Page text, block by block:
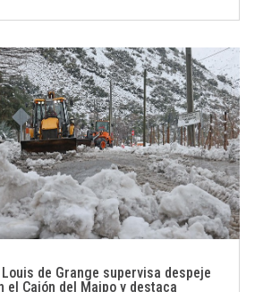
de Grange supervisa despeje
el Cajón del Maipo y destaca